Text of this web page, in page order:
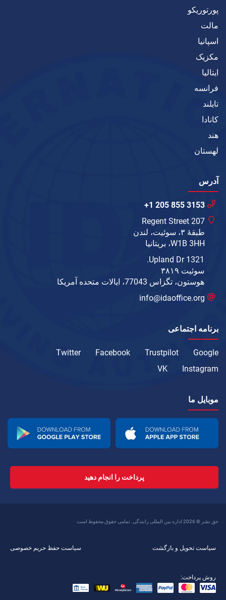
پورتوریکو
مالت
اسپانیا
مکزیک
ایتالیا
فرانسه
تایلند
کانادا
هند
لهستان
آدرس
+1 205 855 3153
207 Regent Street
طبقهٔ ۳، سوئیت، لندن
W1B 3HH، بریتانیا
1321 Upland Dr.
سوئیت ۳۸۱۹
هوستون، تگزاس 77043، ایالات متحده آمریکا
info@idaoffice.org
برنامه اجتماعی
Google
Trustpilot
Facebook
Twitter
Instagram
VK
موبایل ما
پرداخت را انجام دهید
حق نشر © 2026 اداره بین المللی رانندگی. تمامی حقوق محفوظ است
سیاست تحویل و بازگشت سیاست حفظ حریم خصوصی
روش پرداخت: